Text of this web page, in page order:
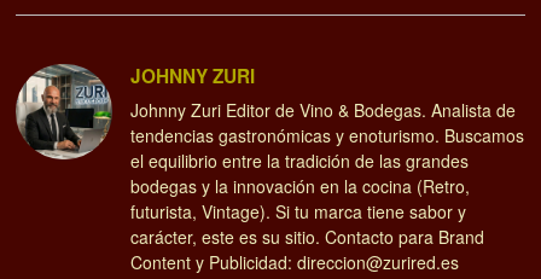
JOHNNY ZURI
Johnny Zuri Editor de Vino & Bodegas. Analista de
tendencias gastronómicas y enoturismo. Buscamos
el equilibrio entre la tradición de las grandes
bodegas y la innovación en la cocina (Retro,
futurista, Vintage). Si tu marca tiene sabor y
carácter, este es su sitio. Contacto para Brand
Content y Publicidad: direccion@zurired.es